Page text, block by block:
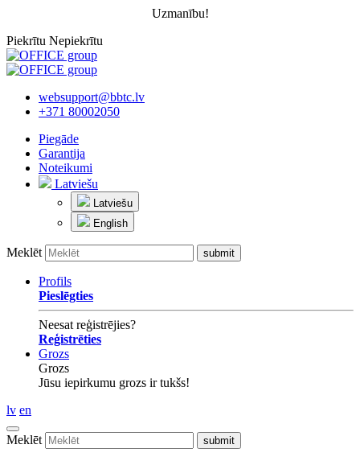
Uzmanību!
Piekrītu Nepiekrītu
websupport@bbtc.lv
+371 80002050
Piegāde
Garantija
Noteikumi
Latviešu
Latviešu
English
Meklēt
Profils
Pieslēgties
Neesat reģistrējies?
Reģistrēties
Grozs
Grozs
Jūsu iepirkumu grozs ir tukšs!
lv en
Meklēt